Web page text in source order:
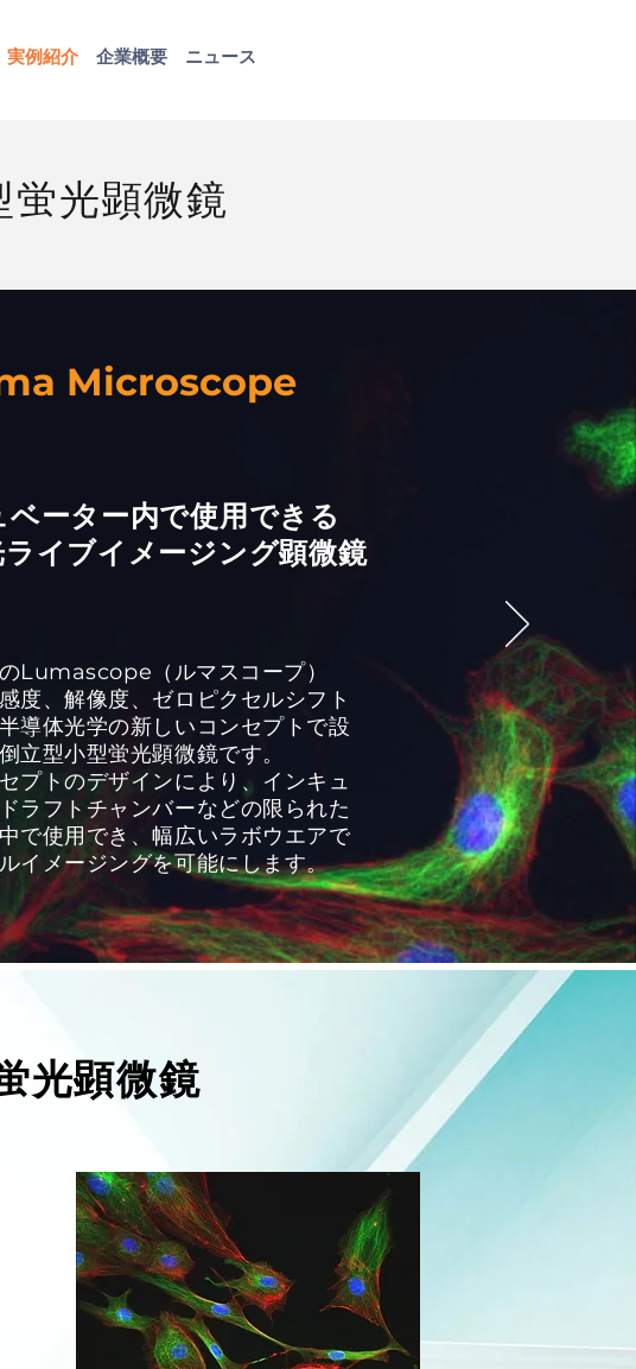
​実例紹介 企業概要 ニュース
光顕微鏡
Microscope
ーター内で使用できる
ライブイメージング顕微鏡
Lumascope（ルマスコープ）
度、解像度、ゼロピクセルシフト
導体光学の新しいコンセプトで設
立型小型蛍光顕微鏡です。
プトのデザインにより、インキュ
ラフトチャンバーなどの限られた
で使用でき、幅広いラボウエアで
イメージングを可能にします。
光顕微鏡